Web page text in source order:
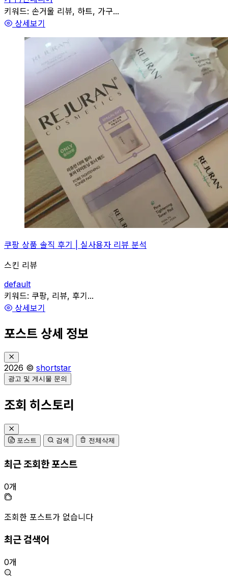
관련
키워드: 손거울 리뷰, 하트, 가구...
상세보기
쿠팡 상품 솔직 후기 | 실사용자 리뷰 분석
스킨 리뷰
default
관련
키워드: 쿠팡, 리뷰, 후기...
상세보기
포스트 상세 정보
2026 © shortstar
광고 및 게시물 문의
조회 히스토리
포스트 검색 전체삭제
최근 조회한 포스트
0개
조회한 포스트가 없습니다
최근 검색어
0개